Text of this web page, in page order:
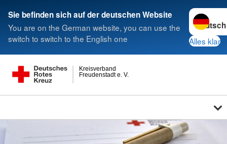
Sie befinden sich auf der deutschen Website
You are on the German website, you can use the
switch to switch to the English one
Sprache
Alles klar
Freudenstadt e. V.
Kreisverband